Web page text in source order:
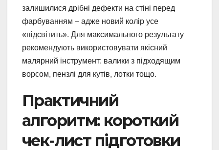
залишилися дрібні дефекти на стіні перед
фарбуванням – адже новий колір усе
«підсвітить». Для максимального результату
рекомендують використовувати якісний
малярний інструмент: валики з підходящим
ворсом, пензлі для кутів, лотки тощо.
Практичний
алгоритм: короткий
чек-лист підготовки